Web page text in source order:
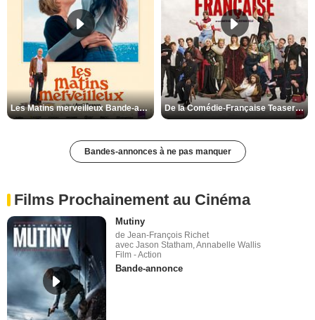
Les Matins merveilleux Bande-annonce VF De la Comédie-Française Teaser VF
Bandes-annonces à ne pas manquer
Films Prochainement au Cinéma
Mutiny
de Jean-François Richet
avec Jason Statham, Annabelle Wallis
Film - Action
Bande-annonce